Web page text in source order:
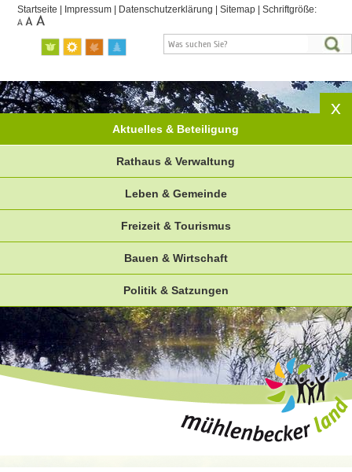
Startseite Impressum Datenschutzerklärung |Sitemap |Schriftgröße:
Aktuelles & Beteiligung
Rathaus & Verwaltung
Leben & Gemeinde
Freizeit & Tourismus
Bauen & Wirtschaft
Politik & Satzungen